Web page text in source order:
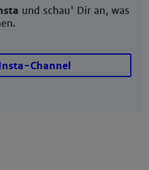
und schau' Dir an, was
so machen.
Channel